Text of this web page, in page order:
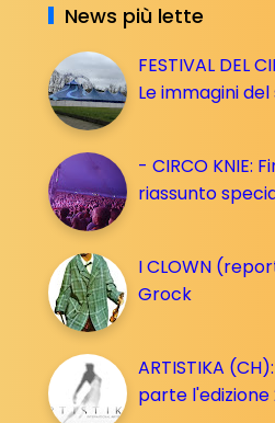
News più lette
FESTIVAL DEL
Le immagini
- CIRCO KNIE:
riassunto
I CLOWN
Grock
ARTISTIKA
parte l'edizione